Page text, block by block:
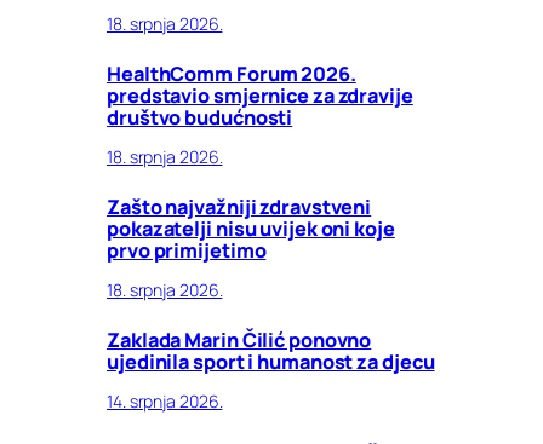
18. srpnja 2026.
HealthComm Forum 2026.
predstavio smjernice za zdravije
društvo budućnosti
18. srpnja 2026.
Zašto najvažniji zdravstveni
pokazatelji nisu uvijek oni koje
prvo primijetimo
18. srpnja 2026.
Zaklada Marin Čilić ponovno
ujedinila sport i humanost za djecu
14. srpnja 2026.